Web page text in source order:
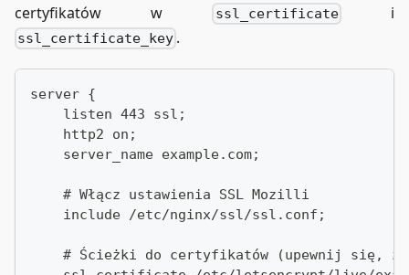
certyfikatów w ssl_certificatei
ssl_certificate_key .
server {
    listen 443 ssl;
    http2 on;
    server_name example.com;
    # Włącz ustawienia SSL Mozilli
    include /etc/nginx/ssl/ssl.conf;
# Ścieżki do certyfikatów (upewnij się,